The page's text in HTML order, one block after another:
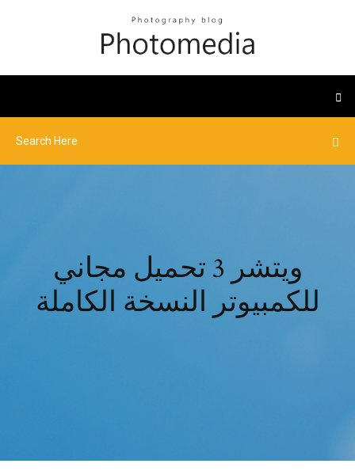
ويتشر 3 تحميل مجاني
للكمبيوتر النسخة الكاملة